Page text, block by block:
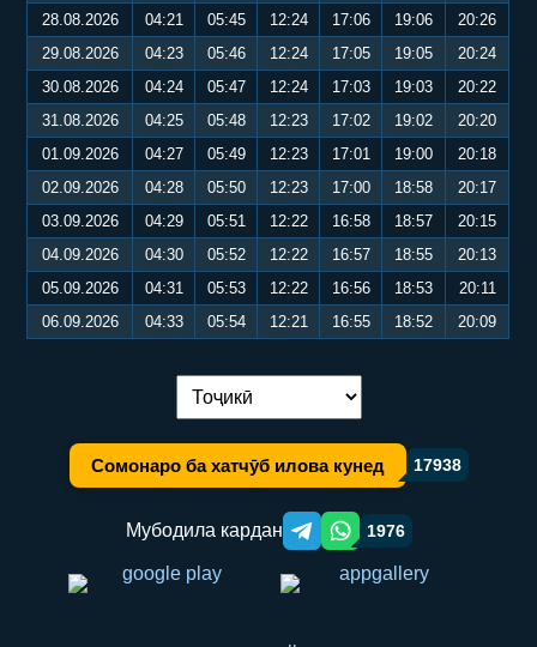
28.08.2026
04:21 05:45 12:24 17:06 19:06
20:26
29.08.2026
04:23 05:46 12:24 17:05 19:05
20:24
30.08.2026
04:24 05:47 12:24 17:03 19:03
20:22
31.08.2026
04:25 05:48 12:23 17:02 19:02
20:20
01.09.2026
04:27 05:49 12:23 17:01 19:00
20:18
02.09.2026
04:28 05:50 12:23 17:00 18:58
20:17
03.09.2026
04:29 05:51 12:22 16:58 18:57
20:15
04.09.2026
04:30 05:52 12:22 16:57 18:55
20:13
05.09.2026
04:31 05:53 12:22 16:56 18:53
20:11
06.09.2026
04:33 05:54 12:21 16:55 18:52 20:09
Иваз кардани забон:
Сомонаро ба хатчӯб илова кунед 17938
Мубодила кардан Telegram orqali ulashish
WhatsApp orqali ulashish
1976